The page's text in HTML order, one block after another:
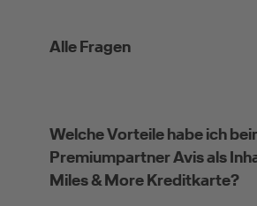
Alle Fragen
Welche Vorteile habe ich
Premiumpartner Avis als
Miles & More Kreditkarte?